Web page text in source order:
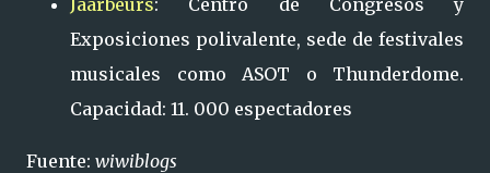
Jaarbeurs: Centro de Congresos y
Exposiciones polivalente, sede de festivales
musicales como ASOT o Thunderdome.
Capacidad: 11. 000 espectadores
Fuente: wiwiblogs